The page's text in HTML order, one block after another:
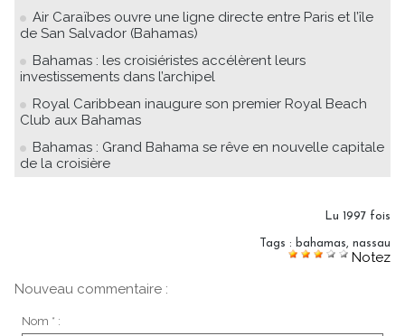
Air Caraïbes ouvre une ligne directe entre Paris et l’île
de San Salvador (Bahamas)
Bahamas : les croisiéristes accélèrent leurs
investissements dans l’archipel
Royal Caribbean inaugure son premier Royal Beach
Club aux Bahamas
Bahamas : Grand Bahama se rêve en nouvelle capitale
de la croisière
Lu 1997 fois
Tags : bahamas, nassau
Notez
Nouveau commentaire :
Nom * :